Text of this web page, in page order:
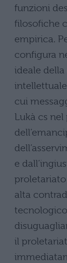
funzioni
filosofiche
empirica.
configura
ideale
cui
Lukà cs
e
alta
il